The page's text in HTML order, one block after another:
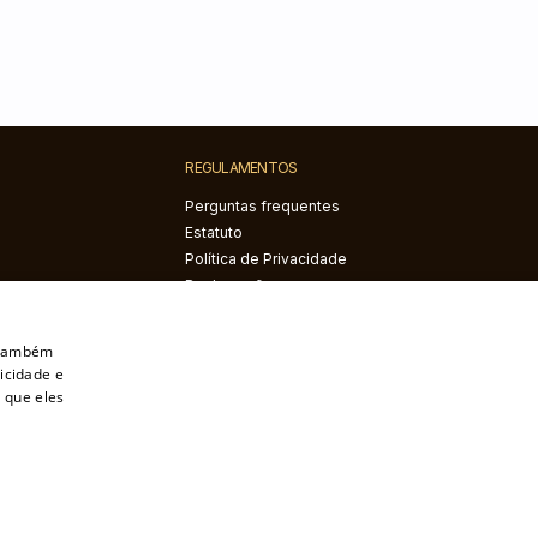
REGULAMENTOS
Perguntas frequentes
Estatuto
Política de Privacidade
Reclamações e
e
eles